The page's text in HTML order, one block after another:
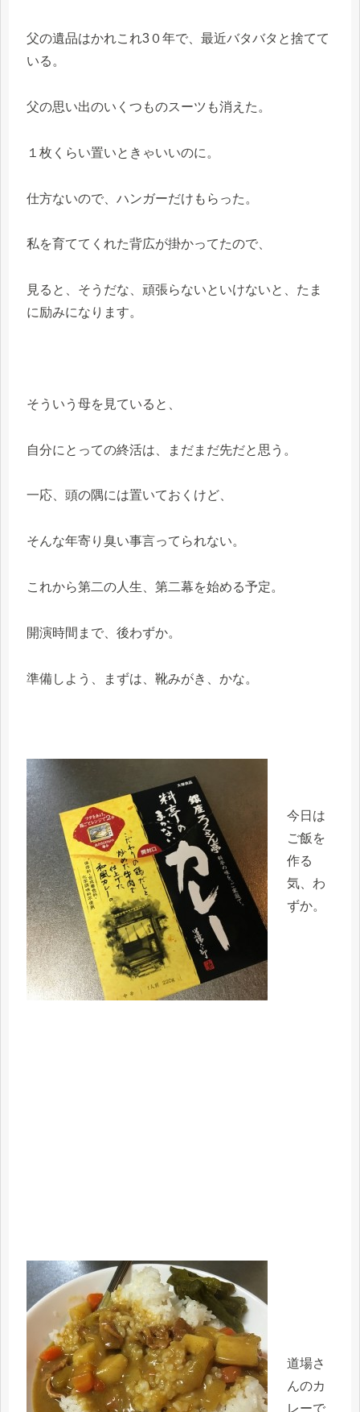
父の遺品はかれこれ3０年で、最近バタバタと捨てて
いる。
父の思い出のいくつものスーツも消えた。
１枚くらい置いときゃいいのに。
仕方ないので、ハンガーだけもらった。
私を育ててくれた背広が掛かってたので、
見ると、そうだな、頑張らないといけないと、たま
に励みになります。
そういう母を見ていると、
自分にとっての終活は、まだまだ先だと思う。
一応、頭の隅には置いておくけど、
そんな年寄り臭い事言ってられない。
これから第二の人生、第二幕を始める予定。
開演時間まで、後わずか。
準備しよう、まずは、靴みがき、かな。
今日は
ご飯を
作る
気、わ
ずか。
道場さ
んのカ
レーで